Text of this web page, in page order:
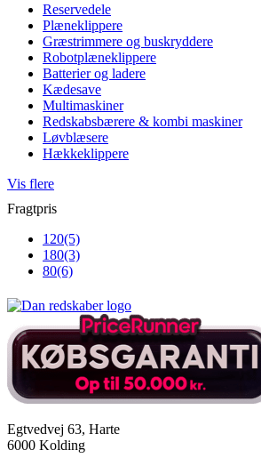
Reservedele
Plæneklippere
Græstrimmere og buskryddere
Robotplæneklippere
Batterier og ladere
Kædesave
Multimaskiner
Redskabsbærere & kombi maskiner
Løvblæsere
Hækkeklippere
Vis flere
Fragtpris
120(5)
180(3)
80(6)
Egtvedvej 63, Harte
6000 Kolding